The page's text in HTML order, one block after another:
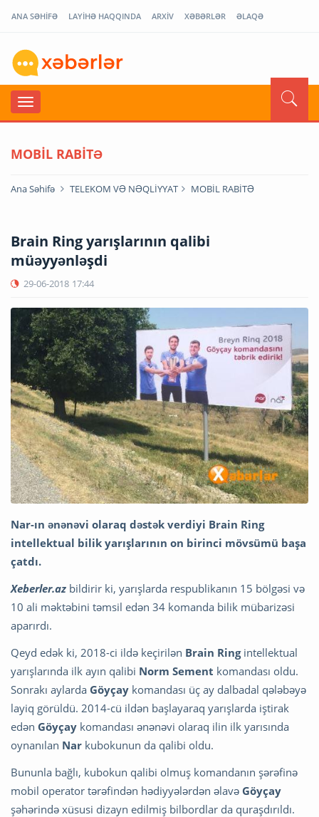
ANA SƏHİFƏ LAYİHƏ HAQQINDA ARXİV XƏBƏRLƏR ƏLAQƏ
MOBİL RABİTƏ
Ana Səhifə TELEKOM VƏ NƏQLİYYAT MOBİL RABİTƏ
Brain Ring yarışlarının qalibi
müəyyənləşdi
29-06-2018 17:44
Nar-ın ənənəvi olaraq dəstək verdiyi Brain Ring
intellektual bilik yarışlarının on birinci mövsümü başa
çatdı.
Xeberler.az bildirir ki, yarışlarda respublikanın 15 bölgəsi və
10 ali məktəbini təmsil edən 34 komanda bilik mübarizəsi
aparırdı.
Qeyd edək ki, 2018-ci ildə keçirilən Brain Ringintellektual
yarışlarında ilk ayın qalibi Norm Sement komandası oldu.
Sonrakı aylarda Göyçay komandası üç ay dalbadal qələbəyə
layiq görüldü. 2014-cü ildən başlayaraq yarışlarda iştirak
edən Göyçay komandası ənənəvi olaraq ilin ilk yarısında
oynanılan Nar kubokunun da qalibi oldu.
Bununla bağlı, kubokun qalibi olmuş komandanın şərəfinə
mobil operator tərəfindən hədiyyələrdən əlavə Göyçay
şəhərində xüsusi dizayn edilmiş bilbordlar da quraşdırıldı.